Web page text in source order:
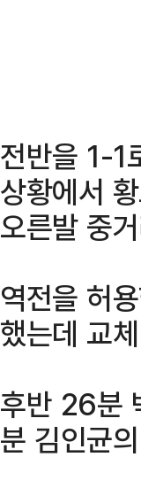
전반을 1-1
상황에서
오른발 중
역전을 허
했는데 교
후반 26분
분 김인균